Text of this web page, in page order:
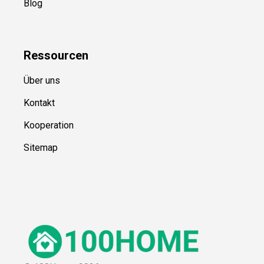
Blog
Ressourcen
Über uns
Kontakt
Kooperation
Sitemap